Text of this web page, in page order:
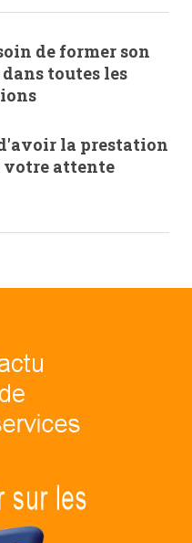
de former son
toutes les
la prestation
votre attente